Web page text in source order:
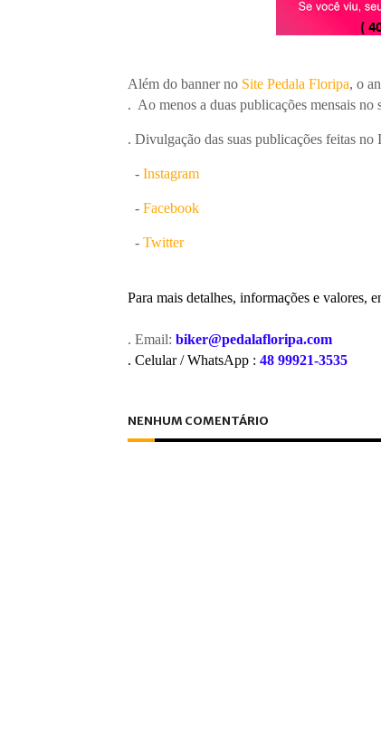
Além do banner no Site Pedala Floripa, o
. Ao menos a duas publicações mensais no
. Divulgação das suas publicações feitas no
- Instagram
- Facebook
- Twitter
Para mais detalhes, informações e valores,
. Email: biker@pedalafloripa.com
. Celular / WhatsApp : 48 99921-3535
NENHUM COMENTÁRIO